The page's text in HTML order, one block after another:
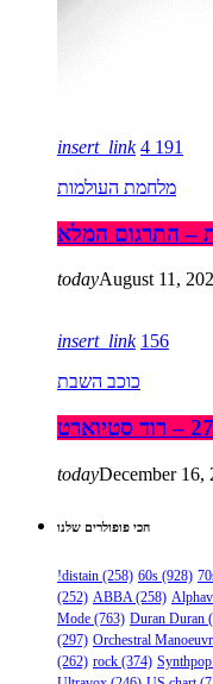
insert_link 4 191
מלחמת העולמות
– התרגום המלא
todayAugust 11,
insert_link 156
כוכב השבת
todayDecember 16,
הכי פופולרים שלנו
!distain (258) 60s (928)
(252) ABBA (258)
Mode (763) Duran Duran
(297) Orchestral
(262) rock (374) Synthpop